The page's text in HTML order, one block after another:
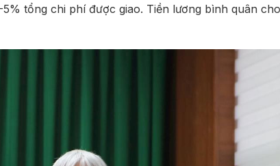
tổng chi phí được giao. Tiền lương bình quân